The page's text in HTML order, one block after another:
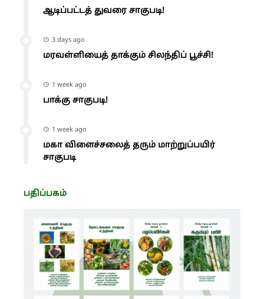
ஆடிப்பட்டத் துவரை சாகுபடி!
3 days ago
மரவள்ளியைத் தாக்கும் சிலந்திப் பூச்சி!
1 week ago
பாக்கு சாகுபடி!
1 week ago
மகா விளைச்சலைத் தரும் மாற்றுப்பயிர்
சாகுபடி
பதிப்பகம்